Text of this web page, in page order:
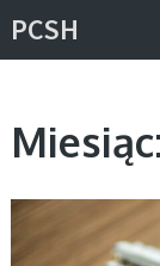
PCSH
AKTUALNOŚCI,